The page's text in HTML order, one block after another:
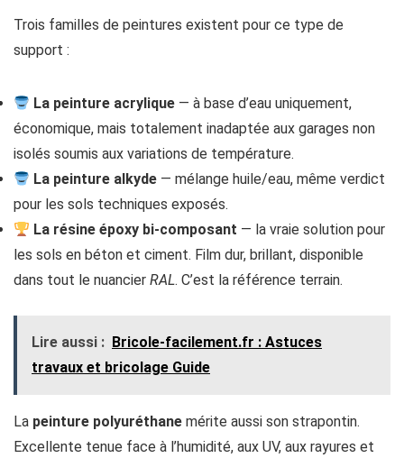
Trois familles de peintures existent pour ce type de
support :
La peinture acrylique — à base d’eau uniquement,
économique, mais totalement inadaptée aux garages non
isolés soumis aux variations de température.
La peinture alkyde — mélange huile/eau, même verdict
pour les sols techniques exposés.
La résine époxy bi-composant — la vraie solution pour
les sols en béton et ciment. Film dur, brillant, disponible
dans tout le nuancier RAL. C’est la référence terrain.
Lire aussi : Bricole-facilement.fr : Astuces
travaux et bricolage Guide
La peinture polyuréthane mérite aussi son strapontin.
Excellente tenue face à l’humidité, aux UV, aux rayures et